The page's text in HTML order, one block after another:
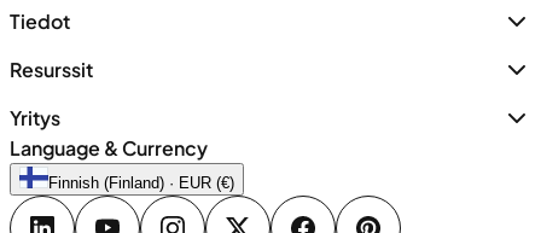
Tiedot
Resurssit
Yritys
Language & Currency
Finnish (Finland) · EUR (€)